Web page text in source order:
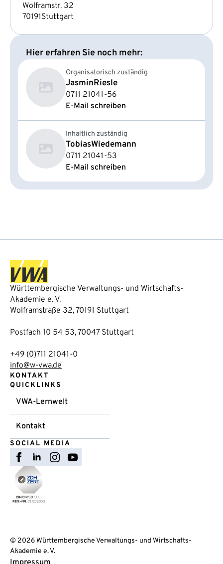
Wolframstr. 32
70191Stuttgart
Hier erfahren Sie noch mehr:
Organisatorisch zuständig
JasminRiesle
0711 21041-56
E-Mail schreiben
Inhaltlich zuständig
TobiasWiedemann
0711 21041-53
E-Mail schreiben
Württembergische Verwaltungs- und Wirtschafts-
Akademie e. V.
Wolframstraße 32, 70191 Stuttgart
Postfach 10 54 53, 70047 Stuttgart
+49 (0)711 21041-0
info@w-vwa.de
KONTAKT
QUICKLINKS
VWA-Lernwelt
Kontakt
SOCIAL MEDIA
© 2026 Württembergische Verwaltungs- und Wirtschafts-
Akademie e. V.